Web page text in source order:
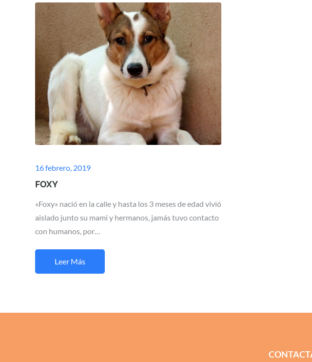
Posted
on
16 febrero, 2019
FOXY
«Foxy» nació en la calle y hasta los 3 meses de edad vivió
aislado junto su mami y hermanos, jamás tuvo contacto
con humanos, por…
Leer Más